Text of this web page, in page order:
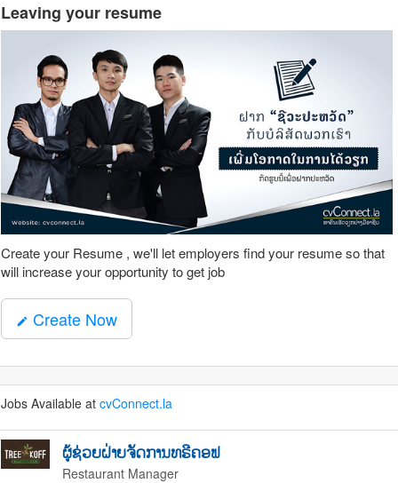
Leaving your resume
Create your Resume , we'll let employers find your resume so that
will increase your opportunity to get job
mode_edit Create Now
Jobs Available at cvConnect.la
ຜູ້ຊ່ວຍຝ່າຍຈັດການທຣີຄອຟ
Restaurant Manager